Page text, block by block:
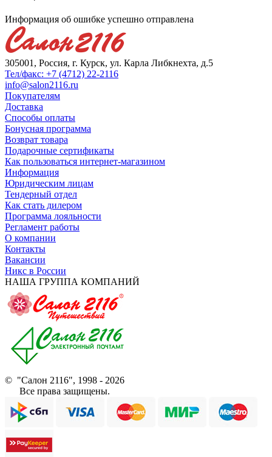
Информация об ошибке успешно отправлена
305001, Россия, г. Курск, ул. Карла Либкнехта, д.5
Тел/факс: +7 (4712) 22-2116
info@salon2116.ru
Покупателям
Доставка
Способы оплаты
Бонусная программа
Возврат товара
Подарочные сертификаты
Как пользоваться интернет-магазином
Информация
Юридическим лицам
Тендерный отдел
Как стать дилером
Программа лояльности
Регламент работы
О компании
Контакты
Вакансии
Никс в России
НАША ГРУППА КОМПАНИЙ
© "Салон 2116", 1998 - 2026
Все права защищены.